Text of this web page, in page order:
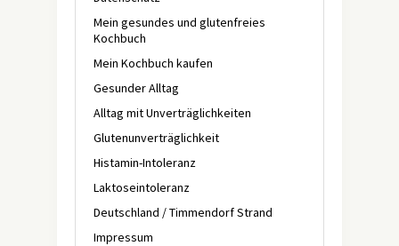
Mein gesundes und glutenfreies
Kochbuch
Mein Kochbuch kaufen
Gesunder Alltag
Alltag mit Unverträglichkeiten
Glutenunverträglichkeit
Histamin-Intoleranz
Laktoseintoleranz
Deutschland / Timmendorf Strand
Impressum